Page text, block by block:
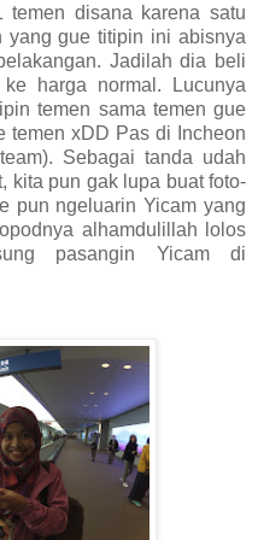
disana karena satu
yang gue titipin ini abisnya
Jadilah dia beli
harga normal. Lucunya
temen sama temen gue
temen xDD Pas di Incheon
Sebagai tanda udah
kita pun gak lupa buat foto-
pun ngeluarin Yicam yang
alhamdulillah lolos
pasangin Yicam di